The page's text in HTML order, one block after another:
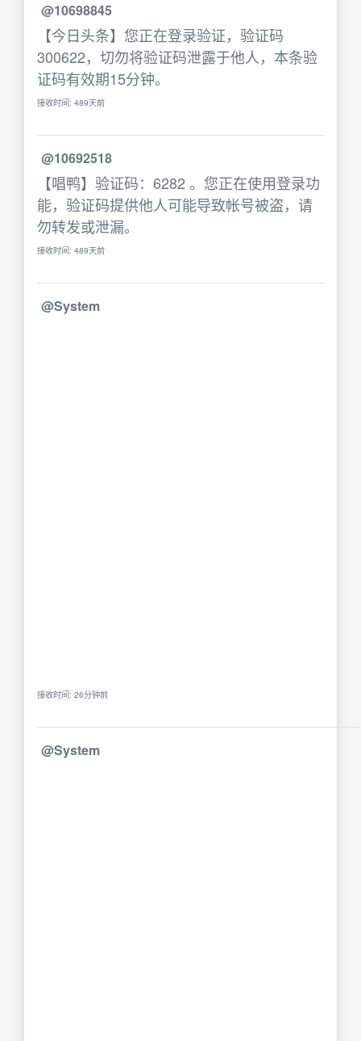
@10698845
【今日头条】您正在登录验证，验证码
300622，切勿将验证码泄露于他人，本条验
证码有效期15分钟。
接收时间: 489天前
@10692518
【唱鸭】验证码：6282 。您正在使用登录功
能，验证码提供他人可能导致帐号被盗，请
勿转发或泄漏。
接收时间: 489天前
@System
接收时间: 26分钟前
@System